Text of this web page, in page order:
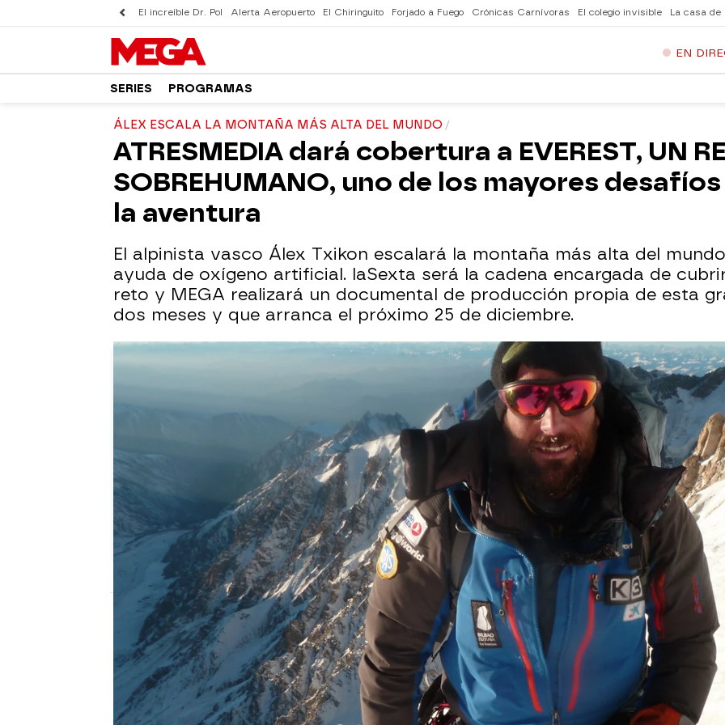
El increíble Dr. Pol Alerta Aeropuerto El Chiringuito Forjado a Fuego Crónicas Carnívoras El colegio invisible La casa de
EN
SERIES PROGRAMAS
ÁLEX ESCALA LA MONTAÑA MÁS ALTA DEL MUNDO
ATRESMEDIA dará cobertura a EVEREST, UN
SOBREHUMANO, uno de los mayores
la aventura
El alpinista vasco Álex Txikon escalará la montaña más alta del
ayuda de oxígeno artificial. laSexta será la cadena encargada de
reto y MEGA realizará un documental de producción propia de esta
dos meses y que arranca el próximo 25 de diciembre.
mega
Madrid
Publicado:12 de febrero de 2018, 12:51
WhatsappFacebook
X
ATRESMEDIA se encargará de dar cobertura televisiva a
EVEREST, UN RETO SOBREHUMANO. Producido por Onza